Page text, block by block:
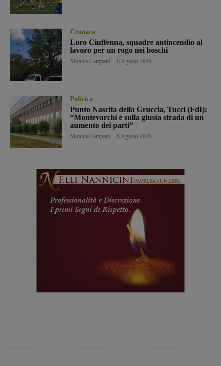
Cronaca
Loro Ciuffenna, squadre antincendio al
lavoro per un rogo nei boschi
Monica Campani 8 Agosto 2026
Politica
Punto Nascita della Gruccia, Tucci (FdI):
“Montevarchi è sulla giusta strada di un
aumento dei parti”
Monica Campani 8 Agosto 2026